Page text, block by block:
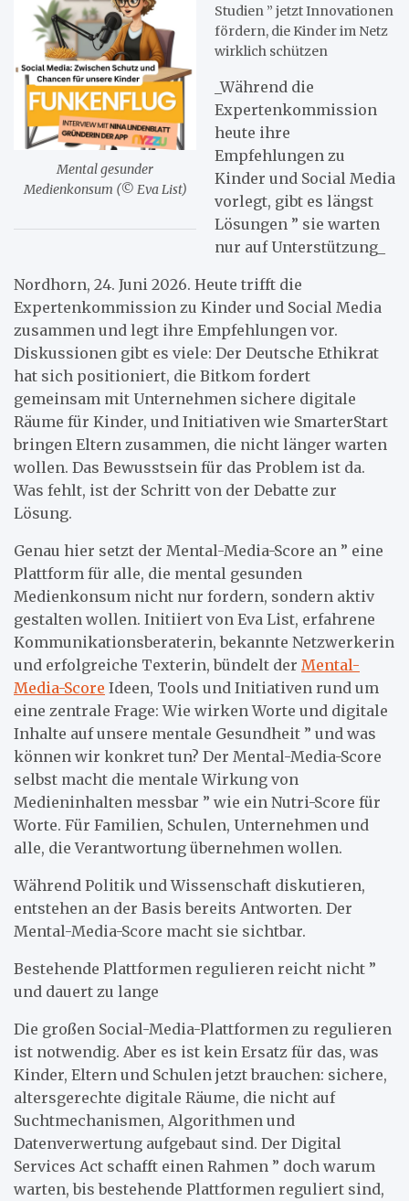
Mental gesunder
Medienkonsum (© Eva List)
Studien ” jetzt Innovationen
fördern, die Kinder im Netz
wirklich schützen
_Während die
Expertenkommission
heute ihre
Empfehlungen zu
Kinder und Social Media
vorlegt, gibt es längst
Lösungen ” sie warten
nur auf Unterstützung_
Nordhorn, 24. Juni 2026. Heute trifft die
Expertenkommission zu Kinder und Social Media
zusammen und legt ihre Empfehlungen vor.
Diskussionen gibt es viele: Der Deutsche Ethikrat
hat sich positioniert, die Bitkom fordert
gemeinsam mit Unternehmen sichere digitale
Räume für Kinder, und Initiativen wie SmarterStart
bringen Eltern zusammen, die nicht länger warten
wollen. Das Bewusstsein für das Problem ist da.
Was fehlt, ist der Schritt von der Debatte zur
Lösung.
Genau hier setzt der Mental-Media-Score an ” eine
Plattform für alle, die mental gesunden
Medienkonsum nicht nur fordern, sondern aktiv
gestalten wollen. Initiiert von Eva List, erfahrene
Kommunikationsberaterin, bekannte Netzwerkerin
und erfolgreiche Texterin, bündelt der Mental-
Media-Score Ideen, Tools und Initiativen rund um
eine zentrale Frage: Wie wirken Worte und digitale
Inhalte auf unsere mentale Gesundheit ” und was
können wir konkret tun? Der Mental-Media-Score
selbst macht die mentale Wirkung von
Medieninhalten messbar ” wie ein Nutri-Score für
Worte. Für Familien, Schulen, Unternehmen und
alle, die Verantwortung übernehmen wollen.
Während Politik und Wissenschaft diskutieren,
entstehen an der Basis bereits Antworten. Der
Mental-Media-Score macht sie sichtbar.
Bestehende Plattformen regulieren reicht nicht ”
und dauert zu lange
Die großen Social-Media-Plattformen zu regulieren
ist notwendig. Aber es ist kein Ersatz für das, was
Kinder, Eltern und Schulen jetzt brauchen: sichere,
altersgerechte digitale Räume, die nicht auf
Suchtmechanismen, Algorithmen und
Datenverwertung aufgebaut sind. Der Digital
Services Act schafft einen Rahmen ” doch warum
warten, bis bestehende Plattformen reguliert sind,